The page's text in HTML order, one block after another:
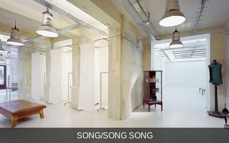
SONG/SONG SONG